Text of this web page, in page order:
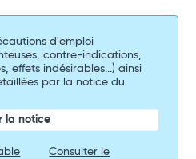
d'emploi
contre-indications,
effets indésirables...) ainsi
par la notice du
la notice
Consulter le